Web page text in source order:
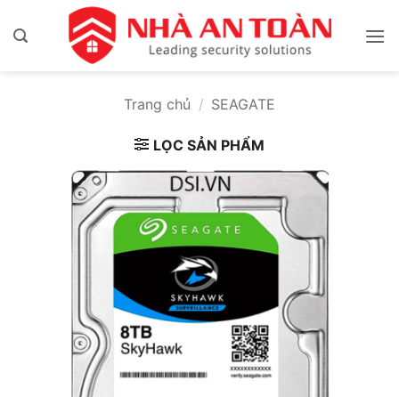
qua
Trang chủ / SEAGATE
LỌC SẢN PHẨM